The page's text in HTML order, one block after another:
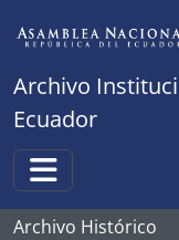
Archivo
Ecuador
Toggle
Archivo Histórico